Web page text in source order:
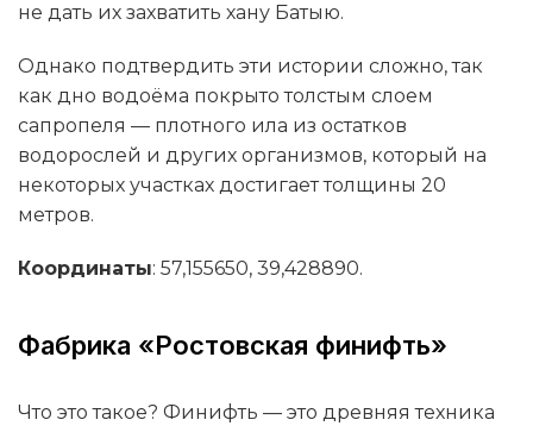
не дать их захватить хану Батыю.
Однако подтвердить эти истории сложно, так
как дно водоёма покрыто толстым слоем
сапропеля — плотного ила из остатков
водорослей и других организмов, который на
некоторых участках достигает толщины 20
метров.
Координаты: 57,155650, 39,428890.
Фабрика «Ростовская финифть»
Что это такое? Финифть — это древняя техника